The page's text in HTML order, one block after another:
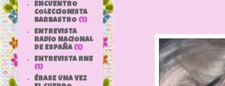
ENCUENTRO
COLECCIONISTA
BARBASTRO (1)
ENTREVISTA
RADIO NACIONAL
DE ESPAÑA (1)
ENTREVISTA RNE
(1)
ÉRASE UNA VEZ